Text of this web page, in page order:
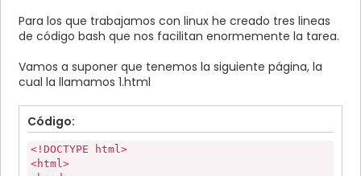
Para los que trabajamos con linux he creado tres lineas
de código bash que nos facilitan enormemente la tarea.
Vamos a suponer que tenemos la siguiente página, la
cual la llamamos 1.html
Código:
<!DOCTYPE html>
<html>